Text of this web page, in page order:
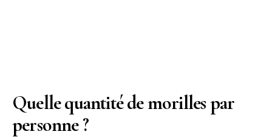
Quelle quantité de morilles par
personne ?